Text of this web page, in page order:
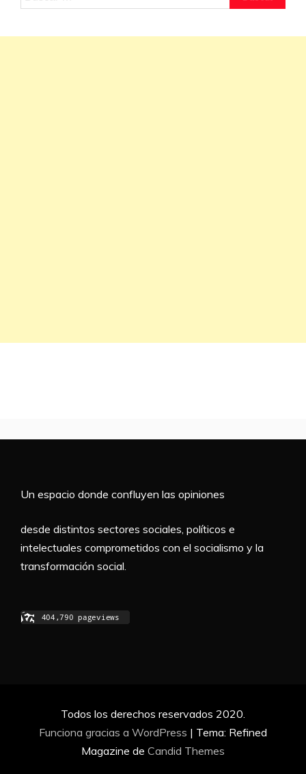
Un espacio donde confluyen las opiniones
desde distintos sectores sociales, políticos e
intelectuales comprometidos con el socialismo y la
transformación social.
Todos los derechos reservados 2020.
Funciona gracias a WordPress | Tema: Refined
Magazine de Candid Themes